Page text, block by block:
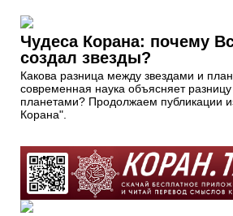
Чудеса Корана: почему
создал звезды?
Какова разница между звездами и
современная наука объясняет
планетами? Продолжаем публикации
Корана".